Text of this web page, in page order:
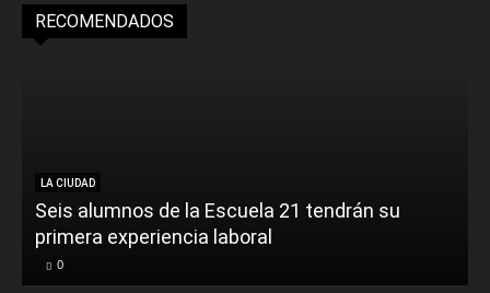
RECOMENDADOS
LA CIUDAD
Seis alumnos de la Escuela 21 tendrán su
primera experiencia laboral
0